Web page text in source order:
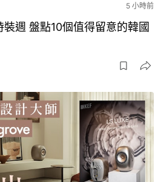
5 小時前
週 盤點10個值得留意的韓國